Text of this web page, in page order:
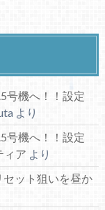
号機へ！！設定
より
号機へ！！設定
ィア より
セット狙いを昼か